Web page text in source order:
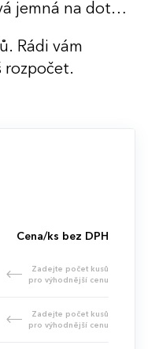
jemná na dotek
Rádi vám
rozpočet.
Cena/ks bez DPH
Zadejte počet kusů
pro výhodnější cenu
Zadejte počet kusů
pro výhodnější cenu